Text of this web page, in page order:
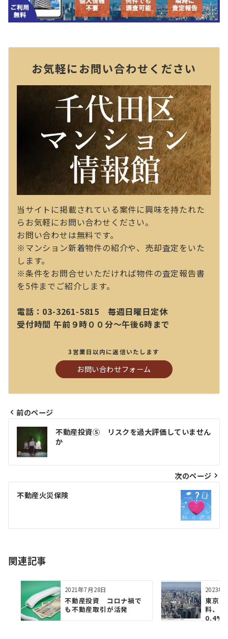
お気軽にお問い合わせください
当サイトに掲載されている案件に興味を持たれた
らお気軽にお問い合わせください。
お問い合わせは無料です。
※マンション新着物件の紹介や、売却査定をいた
します。
※条件をお問合せいただければ物件の査定報告書
を5件までご紹介します。
電話：03-3261-5815 毎週日曜日定休
受付時間 午前９時００分～午後6時まで
3営業日以内に返信いたします
お問い合わせフォーム
投
ナ
ビ
ゲ
シ
ン
前のページ
不動産投資⑤ リスクを過大評価していません
か
次のページ
不動産火災保険
関連記事
2021年7月28日
不動産投資 コロナ禍で
も不動産取引が活発
2023年
東京
料、9
0.4%